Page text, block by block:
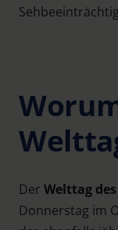
Der Welttag
Donnerstag im